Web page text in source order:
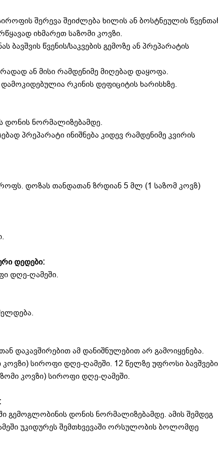
შერევა შეიძლება ხილის ან ბოსტნეულის
იხმარეთ საზომი კოვზი.
წვენის/საკვების გემოზე ან პრეპარატის
ან მისი რამდენიმე მიღებად დაყოფა.
რკინის დეფიციტის ხარისხზე.
დონის ნორმალიზებამდე.
პრეპარატი ინიშნება კიდევ რამდენიმე კვირის
დოზას თანდათან ზრდიან 5 მლ (1 საზომ კოვზ)
დედები:
დღე-ღამეში.
დაკავშირებით ამ დანიშნულებით არ გამოიყენება.
სიროფი დღე-ღამეში. 12 წელზე უფროსი
კოვზი) სიროფი დღე-ღამეში.
გემოგლობინის დონის ნორმალიზებამდე. ამის შემდეგ
უკიდურეს შემთხვევაში ორსულობის ბოლომდე